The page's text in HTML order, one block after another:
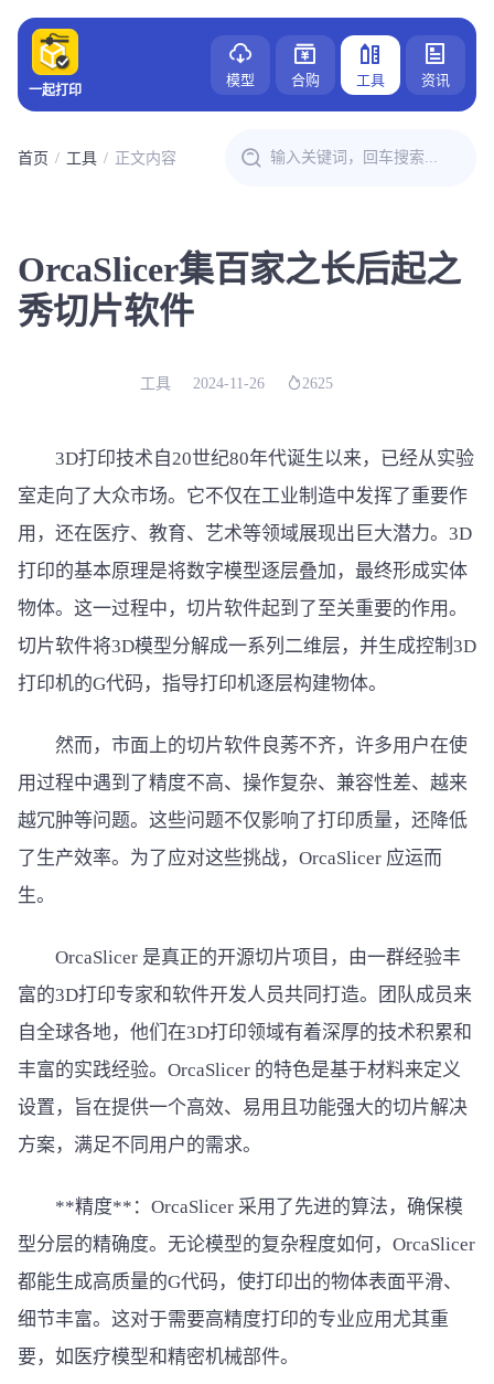
一起打印
模型 合购 工具 资讯
首页 工具 正文内容
OrcaSlicer集百家之长后起之
秀切片软件
工具 2024-11-26 2625
3D打印技术自20世纪80年代诞生以来，已经从实验
室走向了大众市场。它不仅在工业制造中发挥了重要作
用，还在医疗、教育、艺术等领域展现出巨大潜力。3D
打印的基本原理是将数字模型逐层叠加，最终形成实体
物体。这一过程中，切片软件起到了至关重要的作用。
切片软件将3D模型分解成一系列二维层，并生成控制3D
打印机的G代码，指导打印机逐层构建物体。
然而，市面上的切片软件良莠不齐，许多用户在使
用过程中遇到了精度不高、操作复杂、兼容性差、越来
越冗肿等问题。这些问题不仅影响了打印质量，还降低
了生产效率。为了应对这些挑战，OrcaSlicer 应运而
生。
OrcaSlicer 是真正的开源切片项目，由一群经验丰
富的3D打印专家和软件开发人员共同打造。团队成员来
自全球各地，他们在3D打印领域有着深厚的技术积累和
丰富的实践经验。OrcaSlicer 的特色是基于材料来定义
设置，旨在提供一个高效、易用且功能强大的切片解决
方案，满足不同用户的需求。
**精度**：OrcaSlicer 采用了先进的算法，确保模
型分层的精确度。无论模型的复杂程度如何，OrcaSlicer
都能生成高质量的G代码，使打印出的物体表面平滑、
细节丰富。这对于需要高精度打印的专业应用尤其重
要，如医疗模型和精密机械部件。